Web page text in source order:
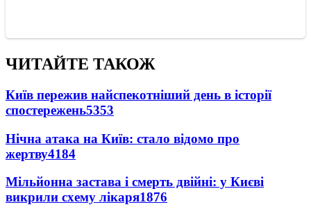
ЧИТАЙТЕ ТАКОЖ
Київ пережив найспекотніший день в історії
спостережень5353
Нічна атака на Київ: стало відомо про
жертву4184
Мільйонна застава і смерть двійні: у Києві
викрили схему лікаря1876